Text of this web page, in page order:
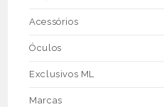
Acessórios
Óculos
Exclusivos ML
Marcas